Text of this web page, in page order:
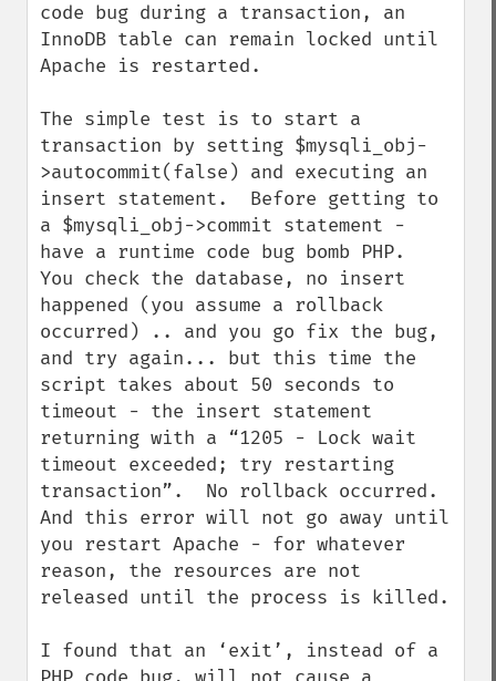
code bug during a transaction, an
InnoDB table can remain locked until
Apache is restarted.
The simple test is to start a
transaction by setting $mysqli_obj-
>autocommit(false) and executing an
insert statement.  Before getting to
a $mysqli_obj->commit statement -
have a runtime code bug bomb PHP.
You check the database, no insert
happened (you assume a rollback
occurred) .. and you go fix the bug,
and try again... but this time the
script takes about 50 seconds to
timeout - the insert statement
returning with a “1205 - Lock wait
timeout exceeded; try restarting
transaction”.  No rollback occurred.
And this error will not go away until
you restart Apache - for whatever
reason, the resources are not
released until the process is killed.
I found that an ‘exit’, instead of a